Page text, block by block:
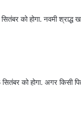
को होगा. नवमी श्राद्ध
को होगा. अगर किसी